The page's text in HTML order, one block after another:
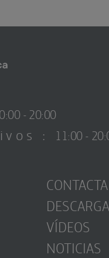
- 20:00
: 11:00 -
CONTACTA
VÍDEOS
NOTICIAS